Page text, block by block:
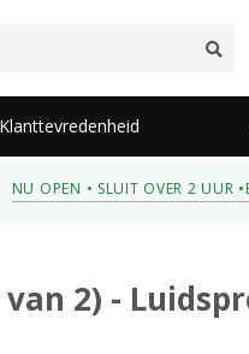
NU OPEN • SLUIT OVER 2 UUR •
van 2) -